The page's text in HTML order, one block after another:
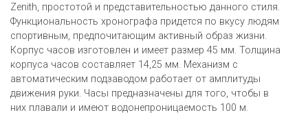
Zenith, простотой и представительностью данного стиля.
Функциональность хронографа придется по вкусу людям
спортивным, предпочитающим активный образ жизни.
Корпус часов изготовлен и имеет размер 45 мм. Толщина
корпуса часов составляет 14,25 мм. Механизм с
автоматическим подзаводом работает от амплитуды
движения руки. Часы предназначены для того, чтобы в
них плавали и имеют водонепроницаемость 100 м.